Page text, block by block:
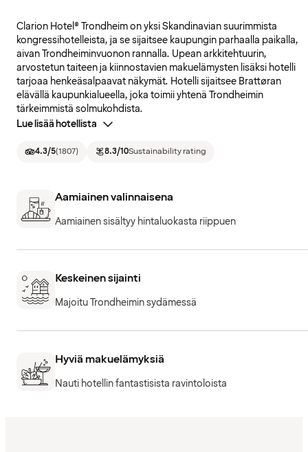
Clarion Hotel® Trondheim on yksi Skandinavian suurimmista
kongressihotelleista, ja se sijaitsee kaupungin parhaalla paikalla,
aivan Trondheiminvuonon rannalla. Upean arkkitehtuurin,
arvostetun taiteen ja kiinnostavien makuelämysten lisäksi hotelli
tarjoaa henkeäsalpaavat näkymät. Hotelli sijaitsee Brattøran
elävällä kaupunkialueella, joka toimii yhtenä Trondheimin
tärkeimmistä solmukohdista.
Lue lisää hotellista
4.3/5(1807) 8.3/10Sustainability rating
Aamiainen valinnaisena
Aamiainen sisältyy hintaluokasta riippuen
Keskeinen sijainti
Majoitu Trondheimin sydämessä
Hyviä makuelämyksiä
Nauti hotellin fantastisista ravintoloista